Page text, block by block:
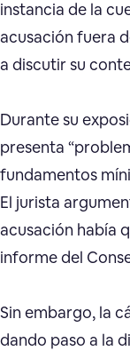
instancia de la
acusación fuera
a discutir su
Durante su
presenta
fundamentos
El jurista
acusación había
informe del
Sin embargo, la
dando paso a la